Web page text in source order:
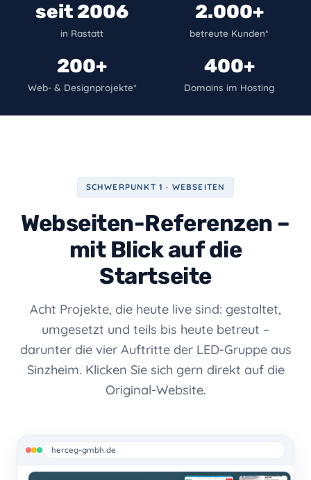
seit 2006
in Rastatt
2.000+
betreute Kunden*
200+
Web- & Designprojekte*
400+
Domains im Hosting
SCHWERPUNKT 1 · WEBSEITEN
Webseiten-Referenzen –
mit Blick auf die
Startseite
Acht Projekte, die heute live sind: gestaltet,
umgesetzt und teils bis heute betreut –
darunter die vier Auftritte der LED-Gruppe aus
Sinzheim. Klicken Sie sich gern direkt auf die
Original-Website.
herceg-gmbh.de